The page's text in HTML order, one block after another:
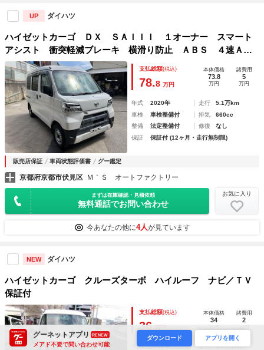
UP ダイハツ
ハイゼットカーゴ ＤＸ ＳＡＩＩＩ １オーナー スマート
アシスト 衝突軽減ブレーキ 横滑り防止 ＡＢＳ ４速Ａ
Ｔ ＥＴＣ キーレス パワーウィンドウ ＬＥＤオートヘッ
ドライト オートマチックハイビーム アイドリングストップ
支払総額(税込)
78.8 万円
本体価格
73.8
万円
諸費用
5
万円
年式 2020年 走行
5.1万km
車検
車検整備付 排気
660cc
整備
法定整備付 修復
なし
保証
保証付 (12ヶ月・走行無制限)
販売店保証 車両状態評価書 グー鑑定
京都府京都市伏見区 Ｍ｀Ｓ オートファクトリー
まずは在庫確認・見積依頼
無料通話でお問い合わせ
お気に入り
今あなたの他に4人が見ています
NEW ダイハツ
ハイゼットカーゴ クルーズターボ ハイルーフ ナビ／ＴＶ
保証付
支払総額(税込)
36
本体価格
34
諸費用
2
年式 2012年 走行 15.8万km
グーネットアプリ RENEW
メアド不要で問い合わせ可能
ダウンロード アプリを開く